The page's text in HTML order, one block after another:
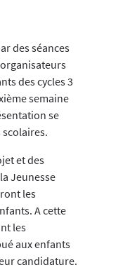
des séances
des cycles 3
semaine
se
et des
Jeunesse
les
A cette
les
aux enfants
candidature.